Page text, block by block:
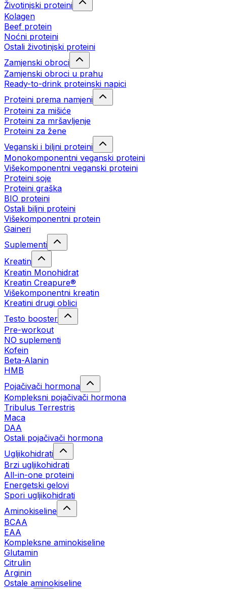
Životinjski proteini
Kolagen
Beef protein
Noćni proteini
Ostali životinjski proteini
Zamjenski obroci
Zamjenski obroci u prahu
Ready-to-drink proteinski napici
Proteini prema namjeni
Proteini za mišiće
Proteini za mršavljenje
Proteini za žene
Veganski i biljni proteini
Monokomponentni veganski proteini
Višekomponentni veganski proteini
Proteini soje
Proteini graška
BIO proteini
Ostali biljni proteini
Višekomponentni protein
Gaineri
Suplementi
Kreatin
Kreatin Monohidrat
Kreatin Creapure®
Višekomponentni kreatin
Kreatini drugi oblici
Testo booster
Pre-workout
NO suplementi
Kofein
Beta-Alanin
HMB
Pojačivači hormona
Kompleksni pojačivači hormona
Tribulus Terrestris
Maca
DAA
Ostali pojačivači hormona
Ugljikohidrati
Brzi ugljikohidrati
All-in-one proteini
Energetski gelovi
Spori ugljikohidrati
Aminokiseline
BCAA
EAA
Kompleksne aminokiseline
Glutamin
Citrulin
Arginin
Ostale aminokiseline